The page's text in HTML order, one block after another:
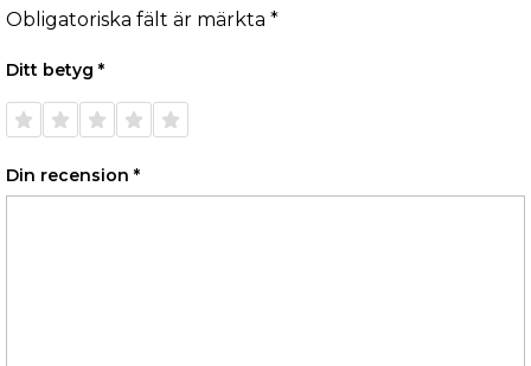
Obligatoriska fält är märkta *
Ditt betyg *
1 av 5
stjärnor
2 av 5
stjärnor
3 av 5
stjärnor
4 av 5
stjärnor
5 av 5
stjärnor
Din recension *